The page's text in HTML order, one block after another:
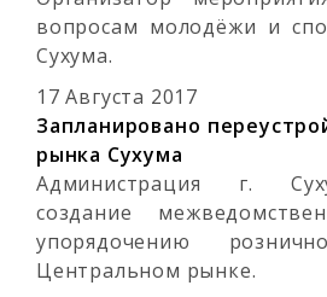
вопросам молодёжи и
Сухума.
17 Августа 2017
Запланировано
рынка Сухума
Администрация г.
создание
упорядочению
Центральном рынке.